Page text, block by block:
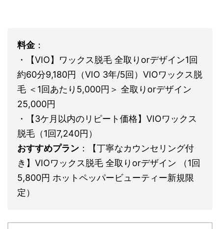
料金：
・【VIO】ワックス脱毛 全取りorデザイン1回
約60分9,180円（VIO 3年/5回）VIOワックス脱
毛 ＜1回あたり5,000円＞ 全取りorデザイン
25,000円
・【3ケ月以内のリピート価格】VIOワックス
脱毛（1回7,240円）
おすすめプラン ：【丁寧なカウンセリング付
き】VIOワックス脱毛 全取りorデザイン （1回
5,800円 ホットペッパービューティー新規限
定）